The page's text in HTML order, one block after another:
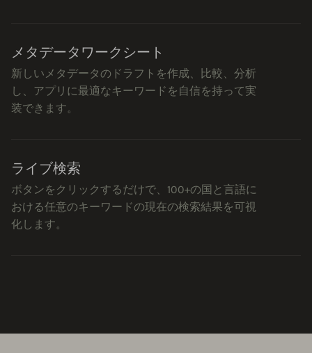
メタデータワークシート
新しいメタデータのドラフトを作成、比較、分析
し、アプリに最適なキーワードを自信を持って実
装できます。
ライブ検索
ボタンをクリックするだけで、100+の国と言語に
おける任意のキーワードの現在の検索結果を可視
化します。